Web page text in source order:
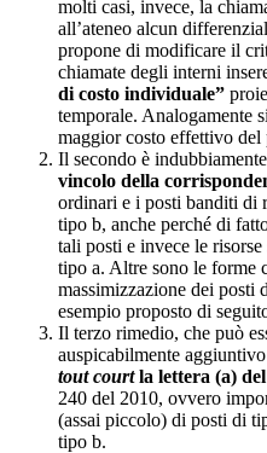
molti casi, invece, la
all’ateneo alcun
propone di modificare il
chiamate degli interni
di costo individuale”
temporale. Analogamente
maggior costo effettivo del
Il secondo è
vincolo della
ordinari e i posti banditi di
tipo b, anche perché di
tali posti e invece le
tipo a. Altre sono le forme
massimizzazione dei posti
esempio proposto di
Il terzo rimedio, che può
auspicabilmente
tout courtla lettera (a)
240 del 2010, ovvero
(assai piccolo) di posti di
tipo b.